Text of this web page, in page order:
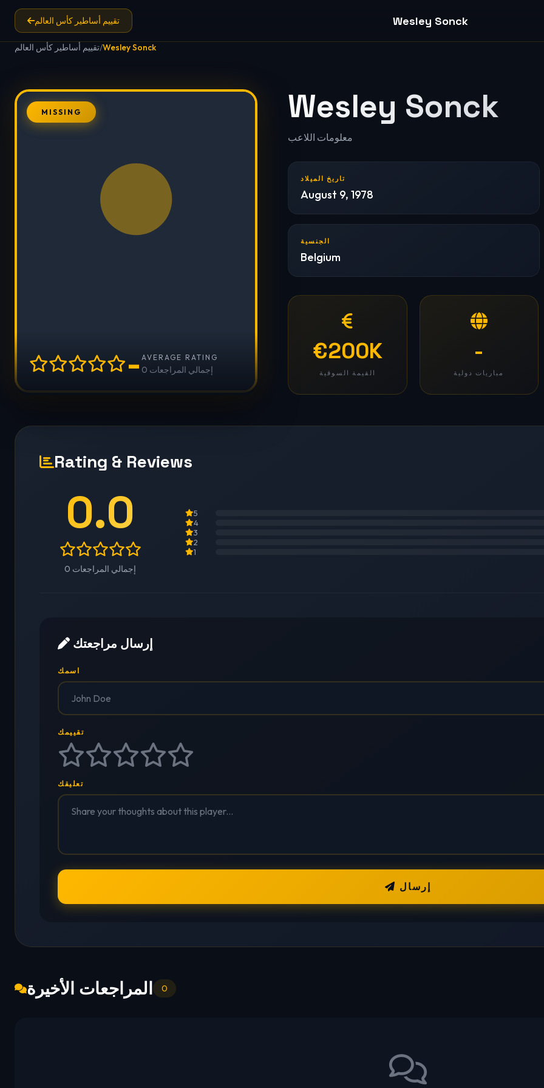
تقييم أساطير كأس العالم Wesley Sonck
تقييم أساطير كأس العالم/Wesley Sonck
MISSING
- AVERAGE RATING
0 إجمالي المراجعات
Wesley Sonck
معلومات اللاعب
تاريخ الميلاد
August 9, 1978
الجنسية
Belgium
€200K
القيمة السوقية
-
مباريات دولية
Rating & Reviews
0.0
0 إجمالي المراجعات
5
4
3
2
1
إرسال مراجعتك
اسمك
تقييمك
تعليقك
إرسال
المراجعات الأخيرة 0